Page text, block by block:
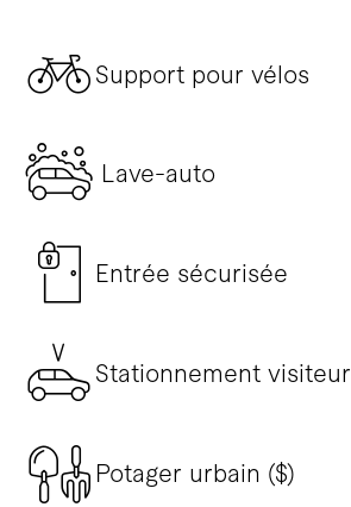
Support pour vélos
Lave-auto
Entrée sécurisée
Stationnement visiteur
Potager urbain ($)